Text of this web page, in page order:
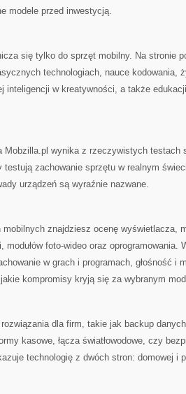
modele przed inwestycją.
się tylko do sprzęt mobilny. Na stronie
technologiach, nauce kodowania,
inteligencji w kreatywności, a także
Mobzilla.pl wynika z rzeczywistych testach
zachowanie sprzętu w realnym
urządzeń są wyraźnie nazwane.
mobilnych znajdziesz ocenę wyświetlacza,
modułów foto-wideo oraz oprogramowania.
w grach i programach, głośność i
kompromisy kryją się za wybranym
dla firm, takie jak backup
kasowe, łącza światłowodowe, czy
technologię z dwóch stron: domowej i